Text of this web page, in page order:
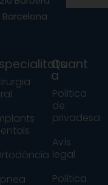
Barcelona
Quant
a
Política
de
privadesa
Avís
legal
Política